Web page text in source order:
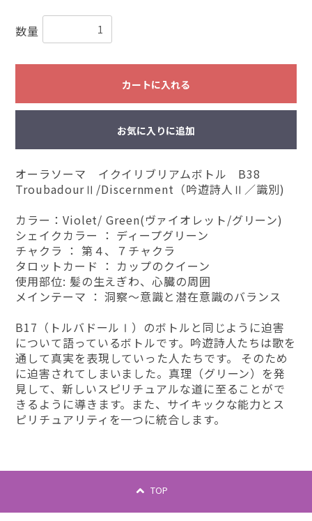
数量
カートに入れる
お気に入りに追加
オーラソーマ イクイリブリアムボトル B38
TroubadourⅡ/Discernment（吟遊詩人Ⅱ／識別)
カラー：Violet/ Green(ヴァイオレット/グリーン)
シェイクカラー ： ディープグリーン
チャクラ ： 第４、７チャクラ
タロットカード ： カップのクイーン
使用部位: 髪の生えぎわ、心臓の周囲
メインテーマ ： 洞察～意識と潜在意識のバランス
B17（トルバドールⅠ）のボトルと同じように迫害
について語っているボトルです。吟遊詩人たちは歌を
通して真実を表現していった人たちです。 そのため
に迫害されてしまいました。真理（グリーン）を発
見して、新しいスピリチュアルな道に至ることがで
きるように導きます。また、サイキックな能力とス
ピリチュアリティを一つに統合します。
TOP